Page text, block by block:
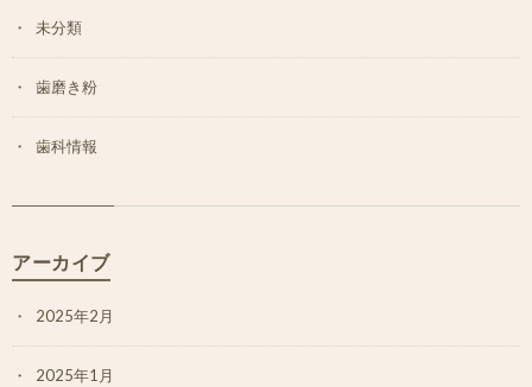
未分類
歯磨き粉
歯科情報
アーカイブ
2025年2月
2025年1月